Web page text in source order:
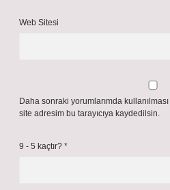
Web Sitesi
Daha sonraki yorumlarımda
site adresim bu tarayıcıya kaydedilsin.
9 - 5 kaçtır? *